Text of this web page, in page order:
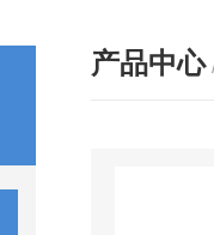
产品中心